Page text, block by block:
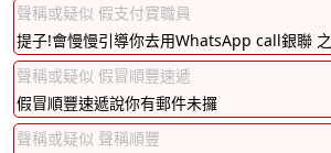
聲稱或疑似 假支付寶職員
提子!會慢慢引導你去用WhatsApp call銀聯
聲稱或疑似 假冒順豐速遞
假冒順豐速遞說你有郵件未攞
聲稱或疑似 聲稱順豐